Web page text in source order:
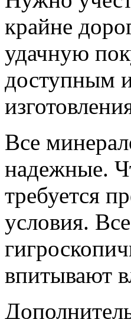
крайне
удачную
доступным
Все
надежные.
требуется
условия.
впитывают